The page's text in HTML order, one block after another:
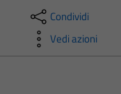
Condividi
Vedi azioni